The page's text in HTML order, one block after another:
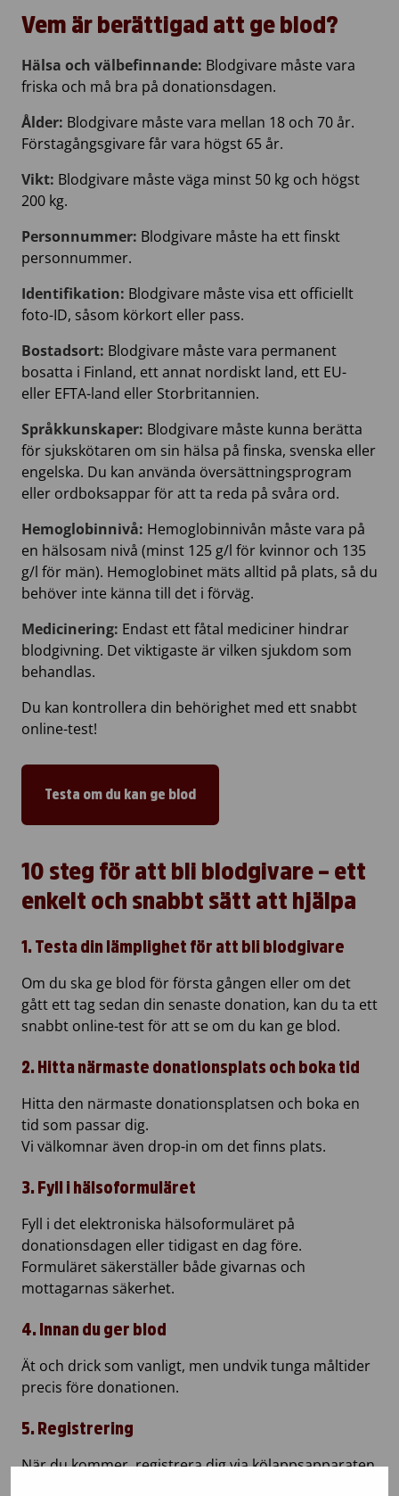
Vem är berättigad att ge blod?
Hälsa och välbefinnande: Blodgivare måste vara
friska och må bra på donationsdagen.
Ålder: Blodgivare måste vara mellan 18 och 70 år.
Förstagångsgivare får vara högst 65 år.
Vikt: Blodgivare måste väga minst 50 kg och högst
200 kg.
Personnummer: Blodgivare måste ha ett finskt
personnummer.
Identifikation: Blodgivare måste visa ett officiellt
foto-ID, såsom körkort eller pass.
Bostadsort: Blodgivare måste vara permanent
bosatta i Finland, ett annat nordiskt land, ett EU-
eller EFTA-land eller Storbritannien.
Språkkunskaper: Blodgivare måste kunna berätta
för sjukskötaren om sin hälsa på finska, svenska eller
engelska. Du kan använda översättningsprogram
eller ordboksappar för att ta reda på svåra ord.
Hemoglobinnivå: Hemoglobinnivån måste vara på
en hälsosam nivå (minst 125 g/l för kvinnor och 135
g/l för män). Hemoglobinet mäts alltid på plats, så du
behöver inte känna till det i förväg.
Medicinering: Endast ett fåtal mediciner hindrar
blodgivning. Det viktigaste är vilken sjukdom som
behandlas.
Du kan kontrollera din behörighet med ett snabbt
online-test!
Testa om du kan ge blod
10 steg för att bli blodgivare – ett
enkelt och snabbt sätt att hjälpa
1. Testa din lämplighet för att bli blodgivare
Om du ska ge blod för första gången eller om det
gått ett tag sedan din senaste donation, kan du ta ett
snabbt online-test för att se om du kan ge blod.
2. Hitta närmaste donationsplats och boka tid
Hitta den närmaste donationsplatsen och boka en
tid som passar dig.
Vi välkomnar även drop-in om det finns plats.
3. Fyll i hälsoformuläret
Fyll i det elektroniska hälsoformuläret på
donationsdagen eller tidigast en dag före.
Formuläret säkerställer både givarnas och
mottagarnas säkerhet.
4. Innan du ger blod
Ät och drick som vanligt, men undvik tunga måltider
precis före donationen.
5. Registrering
När du kommer, registrera dig via kölappsapparaten